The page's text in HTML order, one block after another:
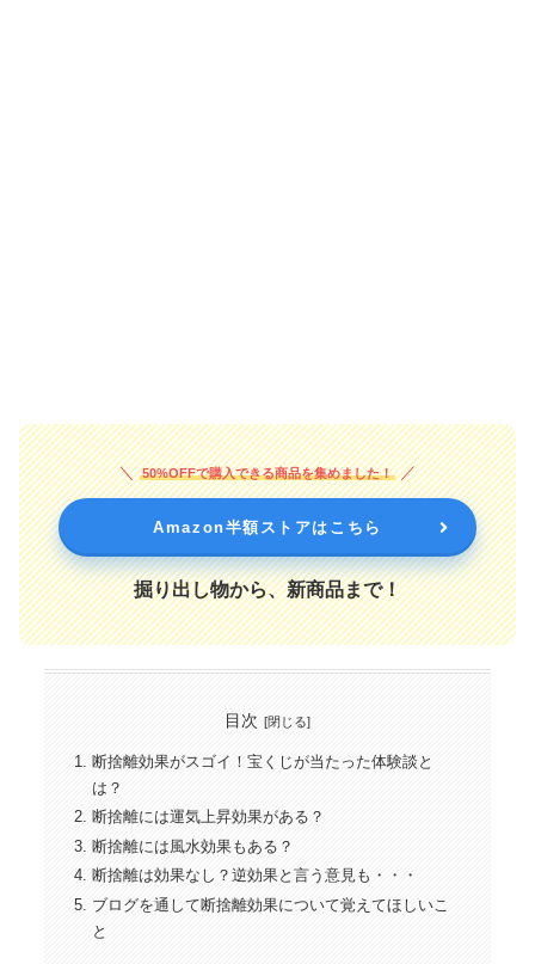
50%OFFで購入できる商品を集めました！
Amazon半額ストアはこちら
掘り出し物から、新商品まで！
目次
断捨離効果がスゴイ！宝くじが当たった体験談と
は？
断捨離には運気上昇効果がある？
断捨離には風水効果もある？
断捨離は効果なし？逆効果と言う意見も・・・
ブログを通して断捨離効果について覚えてほしいこ
と